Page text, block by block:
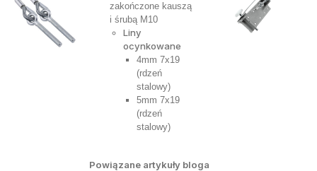
zakończone kauszą
i śrubą M10
Liny
ocynkowane
4mm 7x19
(rdzeń
stalowy)
5mm 7x19
(rdzeń
stalowy)
Powiązane artykuły bloga